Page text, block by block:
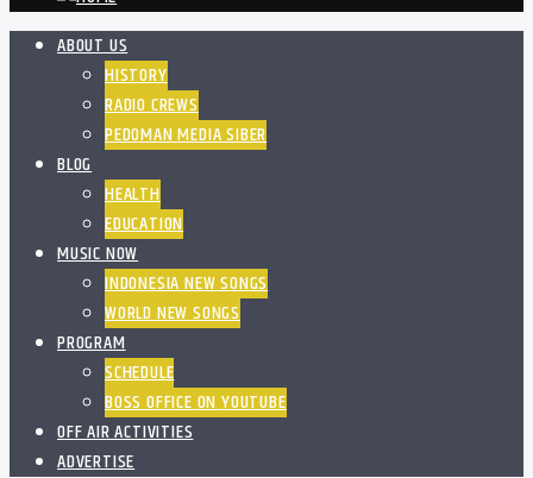
ABOUT US
HISTORY
RADIO CREWS
PEDOMAN MEDIA SIBER
BLOG
HEALTH
EDUCATION
MUSIC NOW
INDONESIA NEW SONGS
WORLD NEW SONGS
PROGRAM
SCHEDULE
BOSS OFFICE ON YOUTUBE
OFF AIR ACTIVITIES
ADVERTISE